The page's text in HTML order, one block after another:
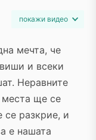
покажи видео
мечта, че
и всеки
Неравните
места ще се
се разкрие, и
е нашата